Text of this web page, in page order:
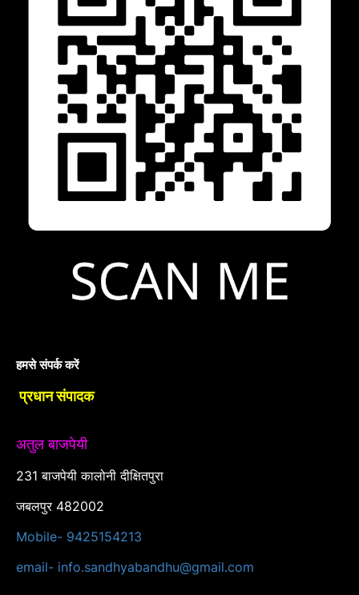
हमसे संपर्क करें
प्रधान संपादक
अतुल बाजपेयी
231 बाजपेयी कालोनी दीक्षितपुरा
जबलपुर 482002
Mobile- 9425154213
email- info.sandhyabandhu@gmail.com